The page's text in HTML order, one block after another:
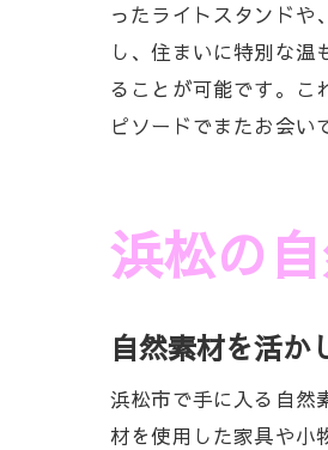
ったライトスタンドや
し、住まいに特別な
ることが可能です。こ
ピソードでまたお会い
浜松の
自然素材を活か
浜松市で手に入る自然
材を使用した家具や小